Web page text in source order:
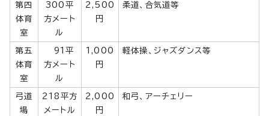
第四
体育
室
300平
方メート
ル
2,500
円
柔道、合気道等
第五
体育
室
91平
方メート
ル
1,000
円
軽体操、ジャズダンス等
弓道
場
218平方
メートル
2,000
円
和弓、アーチェリー